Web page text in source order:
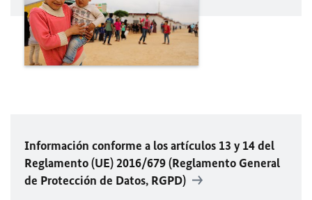
Información conforme a los artículos 13 y 14 del
Reglamento (UE) 2016/679 (Reglamento General
de Protección de Datos, RGPD)